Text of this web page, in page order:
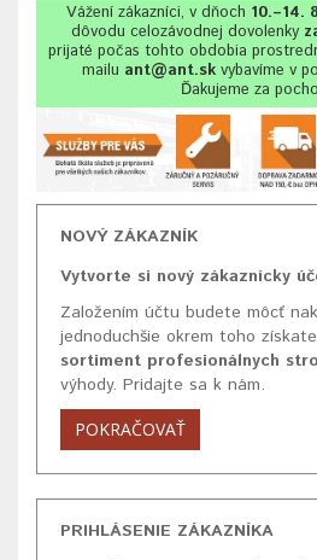
Vážení zákazníci, v dňoch 10.–14.
dôvodu celozávodnej dovolenky
prijaté počas tohto obdobia
mailu ant@ant.skvybavíme v
Ďakujeme za
NOVÝ ZÁKAZNÍK
Vytvorte si nový zákaznícky
Založením účtu budete môcť
jednoduchšie okrem toho získate
sortiment profesionálnych
výhody. Pridajte sa k nám.
POKRAČOVAŤ
PRIHLÁSENIE ZÁKAZNÍKA